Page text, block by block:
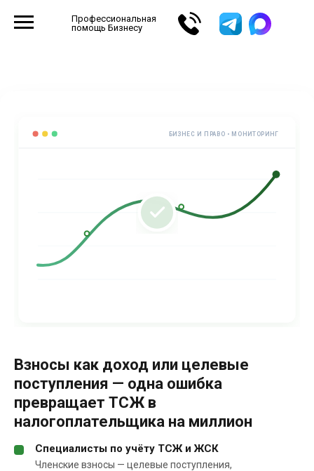
Профессиональная
помощь Бизнесу
БИЗНЕС И ПРАВО • МОНИТОРИНГ
Взносы как доход или целевые
поступления — одна ошибка
превращает ТСЖ в
налогоплательщика на миллион
Специалисты по учёту ТСЖ и ЖСК
Членские взносы — целевые поступления,